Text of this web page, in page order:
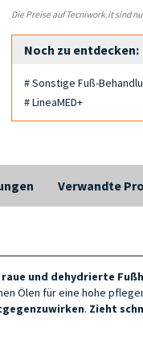
Die Preise auf Tecniwork.it sind
Noch zu entdecken:
# Sonstige Fuß-
# LineaMED+
Verwandte
und dehydrierte
Ölen für eine hohe
. Zieht